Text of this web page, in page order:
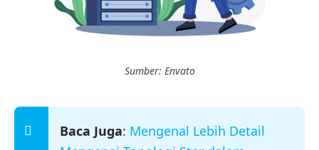
Sumber: Envato
Baca Juga: Mengenal Lebih Detail